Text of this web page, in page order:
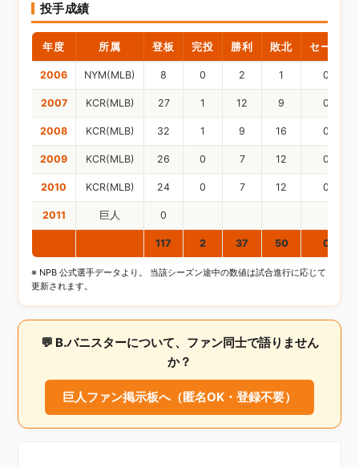
投手成績
年度 所属 登板 完投 勝利 敗北 セーブ
2006 NYM(MLB) 8 0 2 1 0
2007 KCR(MLB) 27 1 12 9 0
2008 KCR(MLB) 32 1 9 16 0
2009 KCR(MLB) 26 0 7 12 0
2010 KCR(MLB) 24 0 7 12 0
2011 巨人 0
117 2 37 50 0
※ NPB 公式選手データより。 当該シーズン途中の数値は試合進行に応じて
更新されます。
💬 B.バニスターについて、ファン同士で語りません
か？
巨人ファン掲示板へ（匿名OK・登録不要）